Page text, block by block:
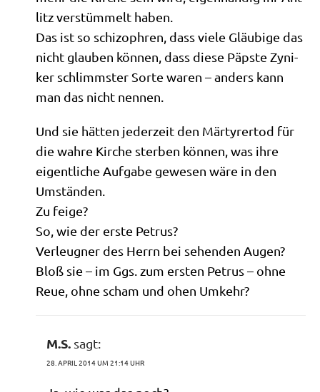
litz ver­stüm­melt haben.
Das ist so schi­zo­phren, dass vie­le Gläu­bi­ge das
nicht glau­ben kön­nen, dass die­se Päp­ste Zyni­
ker schlimm­ster Sor­te waren – anders kann
man das nicht nennen.
Und sie hät­ten jeder­zeit den Mär­ty­rer­tod für
die wah­re Kir­che ster­ben kön­nen, was ihre
eigent­li­che Auf­ga­be gewe­sen wäre in den
Umständen.
Zu feige?
So, wie der erste Petrus?
Ver­leug­ner des Herrn bei sehen­den Augen?
Bloß sie – im Ggs. zum ersten Petrus – ohne
Reue, ohne scham und ohen Umkehr?
M.S. sagt:
28. APRIL 2014 UM 21:14 UHR